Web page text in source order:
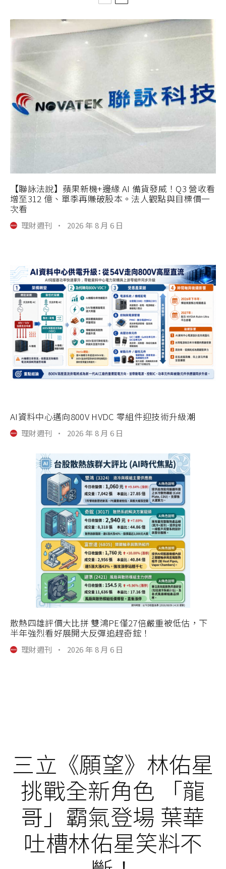
【聯詠法說】蘋果新機+邊緣 AI 備貨發威！Q3 營收看
增至312 億、單季再賺破股本。法人觀點與目標價一
次看
理財週刊 · 2026 年 8 月 6 日
AI資料中心邁向800V HVDC 零組件迎技術升級潮
理財週刊 · 2026 年 8 月 6 日
散熱四雄評價大比拼 雙鴻PE僅27倍嚴重被低估，下
半年強烈看好展開大反彈追趕奇鋐！
理財週刊 · 2026 年 8 月 6 日
三立《願望》林佑星
挑戰全新角色 「龍
哥」霸氣登場 葉華
吐槽林佑星笑料不